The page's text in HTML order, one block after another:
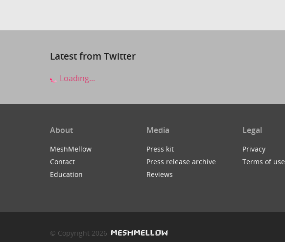
Latest from Twitter
Loading...
About
MeshMellow
Contact
Education
Media
Press kit
Press release archive
Reviews
Legal
Privacy
Terms of use
© Copyright 2026